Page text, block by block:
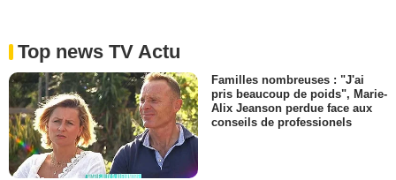
Top news TV Actu
Familles nombreuses : "J'ai
pris beaucoup de poids", Marie-
Alix Jeanson perdue face aux
conseils de professionels